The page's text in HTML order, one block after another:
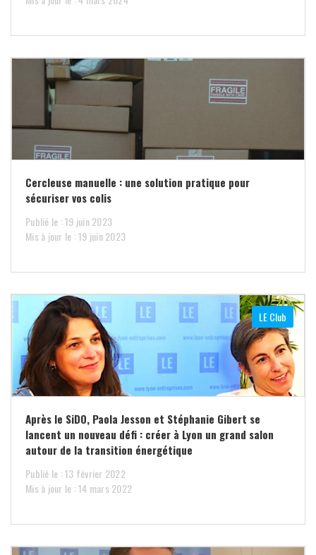
Cercleuse manuelle : une solution pratique pour
sécuriser vos colis
Publié le : 19 juin 2023
Mis à jour le : 19 juin 2023
LE Club
Après le SiDO, Paola Jesson et Stéphanie Gibert se
lancent un nouveau défi : créer à Lyon un grand salon
autour de la transition énergétique
Publié le : 13 février 2022
Mis à jour le : 14 mars 2022